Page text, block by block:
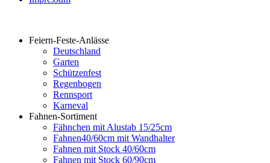
Feiern-Feste-Anlässe
Deutschland
Garten
Schützenfest
Regenbogen
Rennsport
Karneval
Fahnen-Sortiment
Fähnchen mit Alustab 15/25cm
Fahnen40/60cm mit Wandhalter
Fahnen mit Stock 40/60cm
Fahnen mit Stock 60/90cm